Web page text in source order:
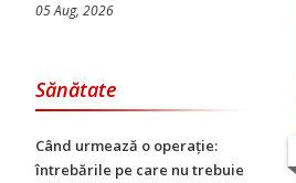
05 Aug, 2026
Sănătate
Când urmează o operație:
întrebările pe care nu trebuie